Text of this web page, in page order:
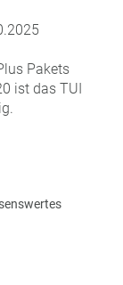
Pakets
ist das TUI